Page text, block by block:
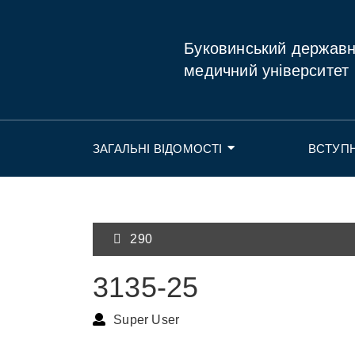
Буковинський
медичний університет
ЗАГАЛЬНІ ВІДОМОСТІ
290
3135-25
Super User